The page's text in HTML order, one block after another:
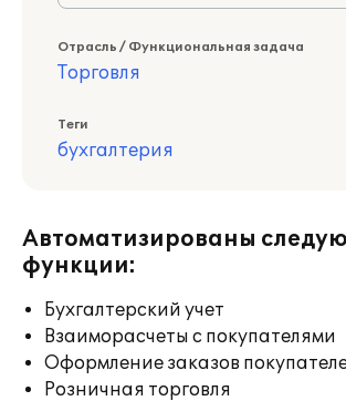
Отрасль / Функциональная задача
Торговля
Теги
бухгалтерия
Автоматизированы
функции:
Бухгалтерский учет
Взаиморасчеты с покупателями
Оформление заказов
Розничная торговля